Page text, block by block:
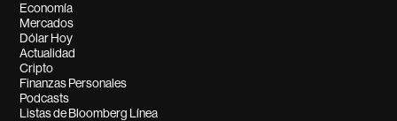
Economía
Mercados
Dólar Hoy
Actualidad
Cripto
Finanzas Personales
Podcasts
Listas de Bloomberg Línea